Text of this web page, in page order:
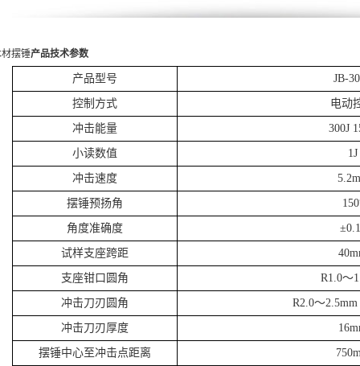
摆锤产品技术参数
产品型号 JB-
控制方式 电动
冲击能量 300J
小读数值 1J
冲击速度
摆锤预扬角
角度准确度
试样支座跨距
支座钳口圆角 R1.0～
冲击刀刃圆角 R2.0～
冲击刀刃厚度
摆锤中心至冲击点距离